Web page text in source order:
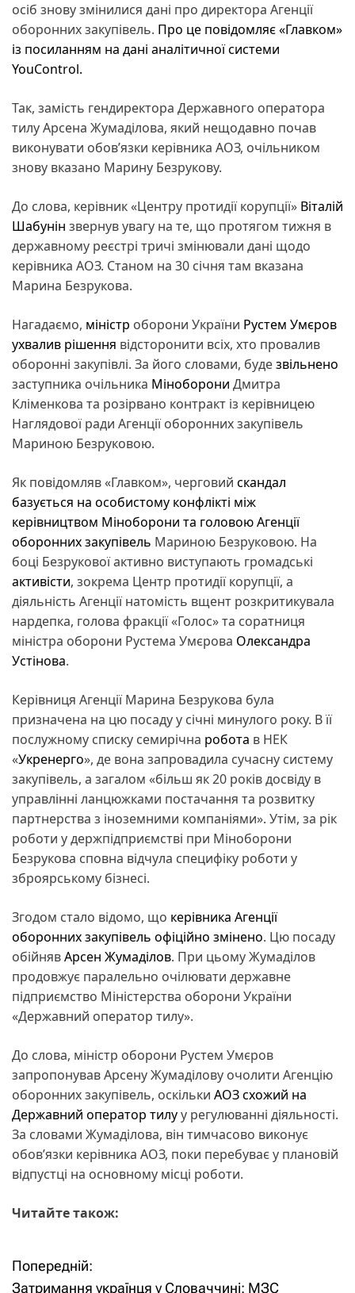
осіб знову змінилися дані про директора Агенції
оборонних закупівель. Про це повідомляє «Главком»
із посиланням на дані аналітичної системи
YouControl.
Так, замість гендиректора Державного оператора
тилу Арсена Жумаділова, який нещодавно почав
виконувати обов’язки керівника АОЗ, очільником
знову вказано Марину Безрукову.
До слова, керівник «Центру протидії корупції» Віталій
Шабунін звернув увагу на те, що протягом тижня в
державному реєстрі тричі змінювали дані щодо
керівника АОЗ. Станом на 30 січня там вказана
Марина Безрукова.
Нагадаємо, міністр оборони України Рустем Умєров
ухвалив рішення відсторонити всіх, хто провалив
оборонні закупівлі. За його словами, будезвільнено
заступника очільника Міноборони Дмитра
Кліменкова та розірвано контракт із керівницею
Наглядової ради Агенції оборонних закупівель
Мариною Безруковою.
Як повідомляв «Главком», черговий скандал
базується на особистому конфлікті між
керівництвом Міноборони та головою Агенції
оборонних закупівель Мариною Безруковою. На
боці Безрукової активно виступають громадські
активісти, зокрема Центр протидії корупції, а
діяльність Агенції натомість вщент розкритикувала
нардепка, голова фракції «Голос» та соратниця
міністра оборони Рустема Умєрова Олександра
Устінова.
Керівниця Агенції Марина Безрукова була
призначена на цю посаду у січні минулого року. В її
послужному списку семирічна робота в НЕК
«Укренерго», де вона запровадила сучасну систему
закупівель, а загалом «більш як 20 років досвіду в
управлінні ланцюжками постачання та розвитку
партнерства з іноземними компаніями». Утім, за рік
роботи у держпідприємстві при Міноборони
Безрукова сповна відчула специфіку роботи у
зброярському бізнесі.
Згодом стало відомо, що керівника Агенції
оборонних закупівель офіційно змінено. Цю посаду
обійнявАрсен Жумаділов. При цьому Жумаділов
продовжує паралельно очілювати державне
підприємство Міністерства оборони України
«Державний оператор тилу».
До слова, міністр оборони Рустем Умєров
запропонував Арсену Жумаділову очолити Агенцію
оборонних закупівель, оскільки АОЗ схожий на
Державний оператор тилуу регулюванні діяльності.
За словами Жумаділова, він тимчасово виконує
обов’язки керівника АОЗ, поки перебуває у плановій
відпустці на основному місці роботи.
Читайте також:
Н
Попередній:
Затримання українця у Словаччині: МЗС